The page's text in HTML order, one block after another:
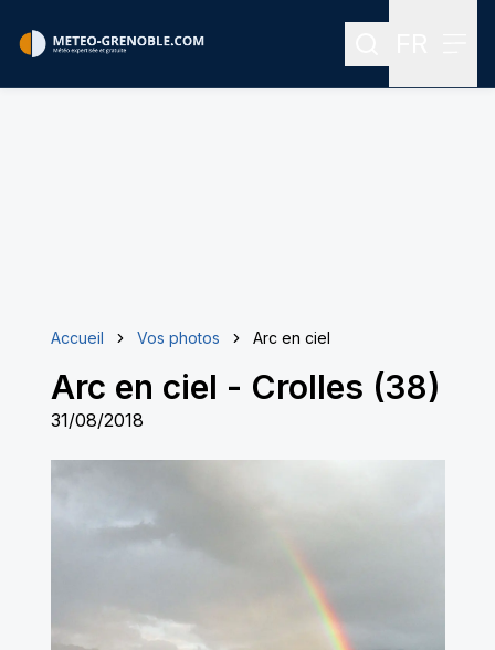
Rechercher
Accueil Vos photos Arc en ciel
Arc en ciel - Crolles (38)
31/08/2018